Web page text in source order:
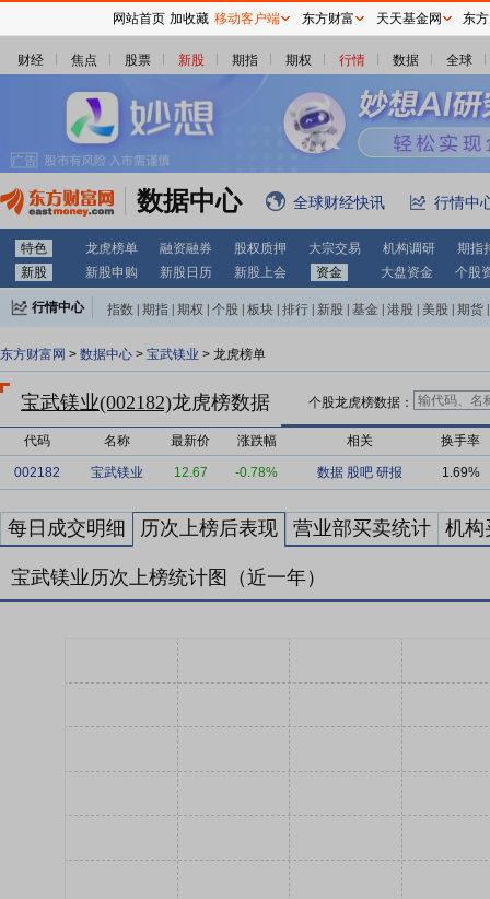
财经 焦点 股票 新股 期指 期权 行情 数据 全球
数据中心 全球财经快讯 行情中
特色 龙虎榜单 融资融券 股权质押 大宗交易 机构调研
期指
新股
新股申购 新股日历 新股上会 资金 大盘资金 个股
行情中心 指数 期指 期权 个股 板块 排行 新股 基金 港股 美股 期货
东方财富网 > 数据中心 > 宝武镁业 > 龙虎榜单
宝武镁业(002182)龙虎榜数据 个股龙虎榜数据：
代码 名称 最新价 涨跌幅 相关 换手率
002182 宝武镁业 12.67 -0.78% 数据 股吧 研报 1.69%
每日成交明细 历次上榜后表现 营业部买卖统计 机构
宝武镁业历次上榜统计图（近一年）
网站首页 加收藏 移动客户端 东方财富 天天基金网 东